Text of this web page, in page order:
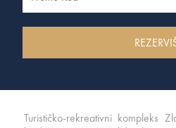
Turističko-rekreativni kompleks